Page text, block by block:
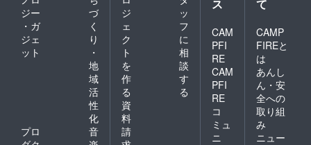
ジー
・ガ
ジェ
ット
づ
く
り
・
地
域
活
性
化
プロ
音
ジ
ェ
ク
ト
を
作
る
ッ
フ
に
相
談
す
る
資
料
請
ス
CAM
PFI
RE
CAM
PFI
RE
コ
ミュ
ニ
て
CAMP
FIREと
は
あんし
ん・安
全への
取り組
み
ニュー